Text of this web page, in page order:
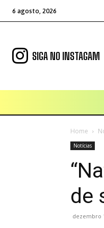
6 agosto, 2026
SIGA NO INSTAGAM
Home
Notícias
de
dezembro